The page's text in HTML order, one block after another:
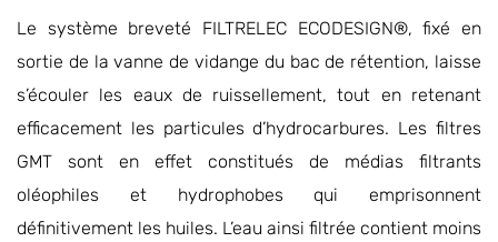
Le système breveté FILTRELEC ECODESIGN®, fixé en
sortie de la vanne de vidange du bac de rétention, laisse
s’écouler les eaux de ruissellement, tout en retenant
efficacement les particules d’hydrocarbures. Les filtres
GMT sont en effet constitués de médias filtrants
oléophiles et hydrophobes qui emprisonnent
définitivement les huiles. L’eau ainsi filtrée contient moins